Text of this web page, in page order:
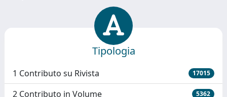
Tipologia
1 Contributo su Rivista 17015
2 Contributo in Volume 5362